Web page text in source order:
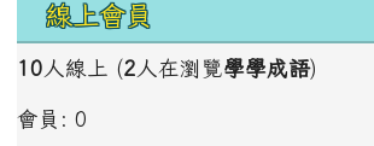
線上會員
10 人線上 (2 人在瀏覽學學成語)
會員: 0